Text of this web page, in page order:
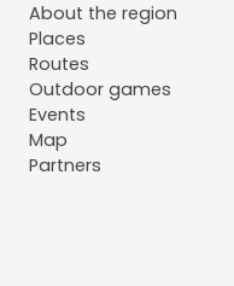
About the region
Places
Routes
Outdoor games
Events
Map
Partners